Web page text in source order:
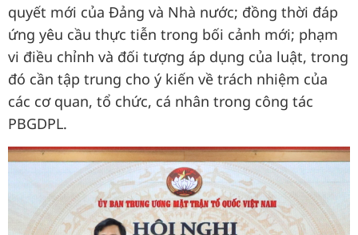
quyết mới của Đảng và Nhà nước; đồng thời đáp
ứng yêu cầu thực tiễn trong bối cảnh mới; phạm
vi điều chỉnh và đối tượng áp dụng của luật, trong
đó cần tập trung cho ý kiến về trách nhiệm của
các cơ quan, tổ chức, cá nhân trong công tác
PBGDPL.